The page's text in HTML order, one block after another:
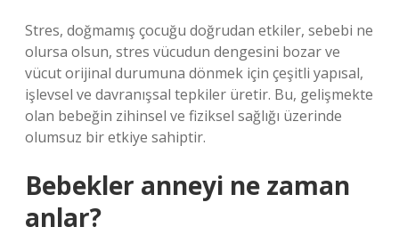
Stres, doğmamış çocuğu doğrudan etkiler, sebebi ne
olursa olsun, stres vücudun dengesini bozar ve
vücut orijinal durumuna dönmek için çeşitli yapısal,
işlevsel ve davranışsal tepkiler üretir. Bu, gelişmekte
olan bebeğin zihinsel ve fiziksel sağlığı üzerinde
olumsuz bir etkiye sahiptir.
Bebekler anneyi ne zaman
anlar?